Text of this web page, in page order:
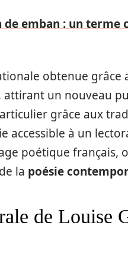
emban : un terme
obtenue grâce
attirant un nouveau
grâce aux
accessible à un
poétique français,
la poésie
de Louise